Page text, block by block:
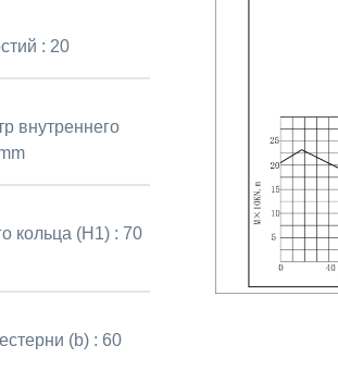
: 20
внутреннего
кольца (H1) : 70
(b) : 60